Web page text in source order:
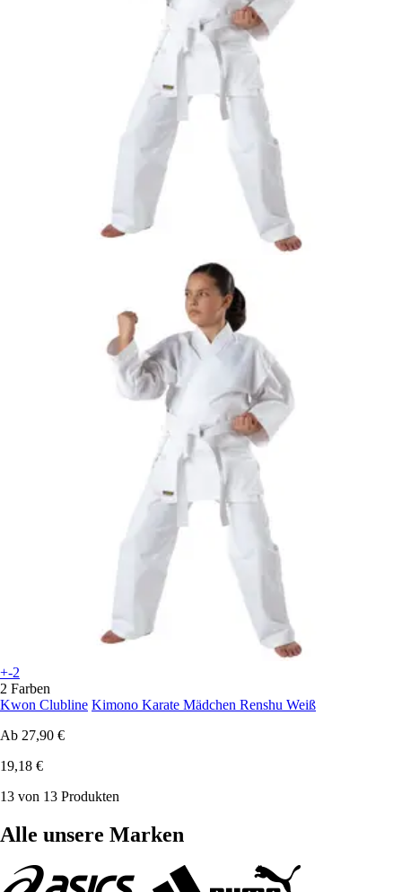
+-2
2 Farben
Kwon Clubline Kimono Karate Mädchen Renshu Weiß
Ab 27,90 €
19,18 €
13 von 13 Produkten
Alle unsere Marken